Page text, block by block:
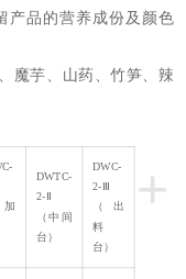
产品的营养成份及颜色
魔芋、山药、竹笋、辣
+
加
DWTC-
2-Ⅱ
（中间
台）
DWC-
2-Ⅲ
（出
料
台）